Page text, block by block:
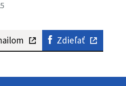
Zdieľať